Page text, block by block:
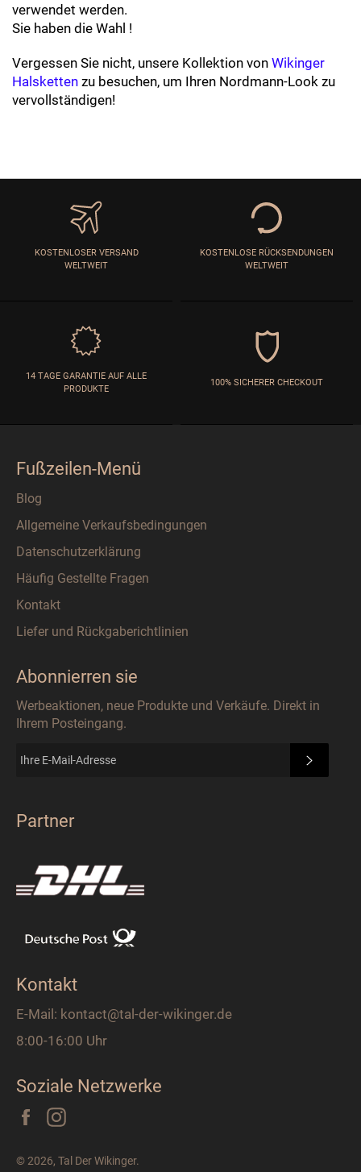
verwendet werden.
Sie haben die Wahl !
Vergessen Sie nicht, unsere Kollektion von Wikinger
Halsketten zu besuchen, um Ihren Nordmann-Look zu
vervollständigen!
KOSTENLOSER VERSAND
WELTWEIT
KOSTENLOSE RÜCKSENDUNGEN
WELTWEIT
14 TAGE GARANTIE AUF ALLE
PRODUKTE
100% SICHERER CHECKOUT
Fußzeilen-Menü
Blog
Allgemeine Verkaufsbedingungen
Datenschutzerklärung
Häufig Gestellte Fragen
Kontakt
Liefer und Rückgaberichtlinien
Abonnierren sie
Werbeaktionen, neue Produkte und Verkäufe. Direkt in
Ihrem Posteingang.
Partner
Kontakt
E-Mail: kontact@tal-der-wikinger.de
8:00-16:00 Uhr
Soziale Netzwerke
Facebook
© 2026, Tal Der Wikinger.